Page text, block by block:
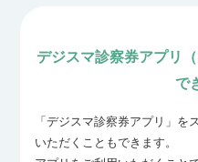
デジスマ診察券アプリ
で
「デジスマ診察券アプリ」
いただくこともできます。